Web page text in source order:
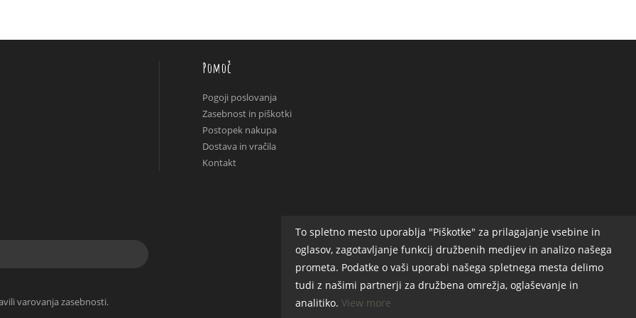
varovanja zasebnosti.
Pomoč
Pogoji poslovanja
Zasebnost in piškotki
Postopek nakupa
Dostava in vračila
Kontakt
To spletno mesto uporablja "Piškotke" za prilagajanje vsebine in
oglasov, zagotavljanje funkcij družbenih medijev in analizo našega
prometa. Podatke o vaši uporabi našega spletnega mesta delimo
tudi z našimi partnerji za družbena omrežja, oglaševanje in
analitiko. View more